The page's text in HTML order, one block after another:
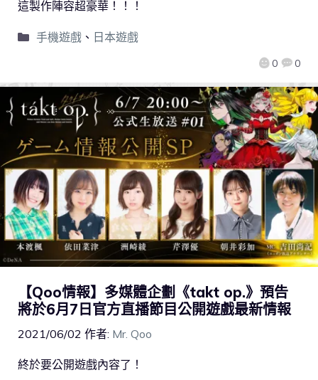
0 0
這製作陣容超豪華！！！
手機遊戲、 日本遊戲
【Qoo情報】多媒體企劃《takt op.》預告
將於6月7日官方直播節目公開遊戲最新情報
2021/06/02 作者: Mr. Qoo
終於要公開遊戲內容了！